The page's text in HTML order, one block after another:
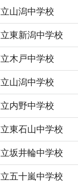
山潟中学校
東新潟中学校
木戸中学校
山潟中学校
内野中学校
東石山中学校
坂井輪中学校
五十嵐中学校